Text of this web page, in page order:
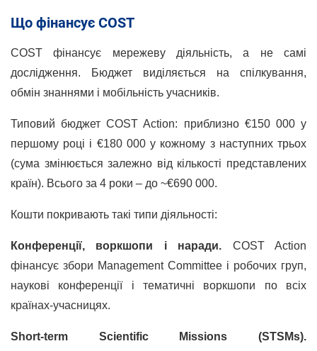
Що фінансує COST
COST фінансує мережеву діяльність, а не самі
дослідження. Бюджет виділяється на спілкування,
обмін знаннями і мобільність учасників.
Типовий бюджет COST Action: приблизно €150 000 у
першому році і €180 000 у кожному з наступних трьох
(сума змінюється залежно від кількості представлених
країн). Всього за 4 роки – до ~€690 000.
Кошти покривають такі типи діяльності:
Конференції, воркшопи і наради. COST Action
фінансує збори Management Committee і робочих груп,
наукові конференції і тематичні воркшопи по всіх
країнах-учасницях.
Short-term Scientific Missions (STSMs).